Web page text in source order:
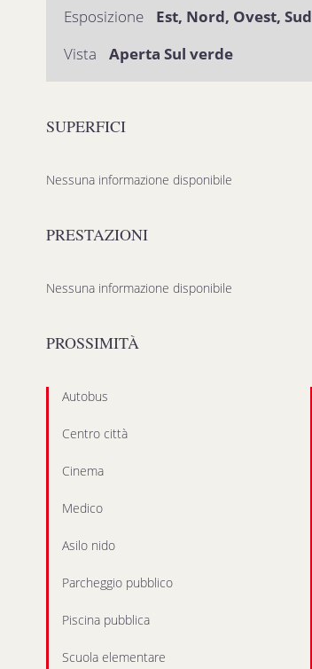
Esposizione
Est, Nord, Ovest, Sud
Vista
Aperta Sul verde
SUPERFICI
Nessuna informazione disponibile
PRESTAZIONI
Nessuna informazione disponibile
PROSSIMITÀ
Autobus
Centro città
Cinema
Medico
Asilo nido
Parcheggio pubblico
Piscina pubblica
Scuola elementare